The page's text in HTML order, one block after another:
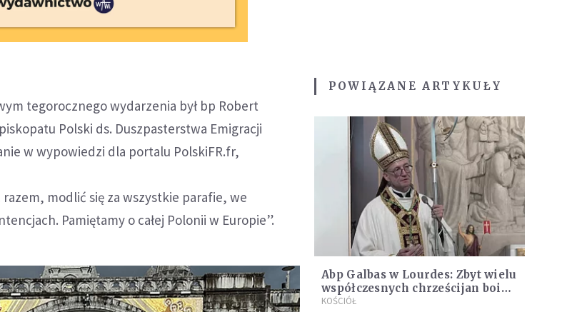
tegorocznego wydarzenia był bp Robert
Polski ds. Duszpasterstwa Emigracji
w wypowiedzi dla portalu PolskiFR.fr,
modlić się za wszystkie parafie, we
Pamiętamy o całej Polonii w Europie”.
POWIĄZANE ARTYKUŁY
Abp Galbas w Lourdes: Zbyt wielu
współczesnych chrześcijan boi
się "wypaść z mainstreamu"
KOŚCIÓŁ